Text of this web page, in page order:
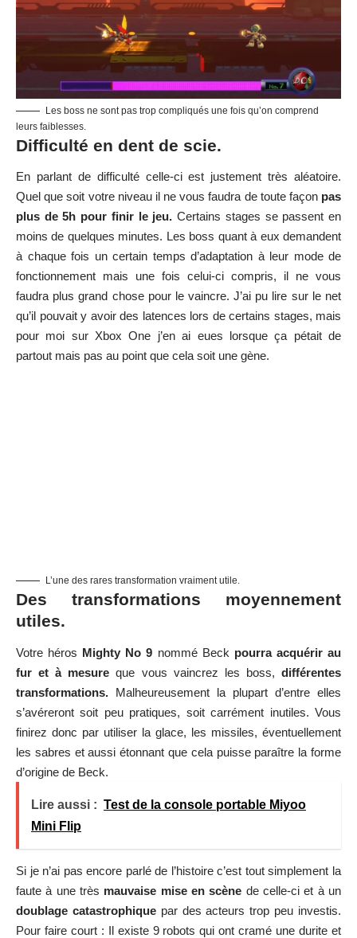
Les boss ne sont pas trop compliqués une fois qu’on comprend
leurs faiblesses.
Difficulté en dent de scie.
En parlant de difficulté celle-ci est justement très aléatoire.
Quel que soit votre niveau il ne vous faudra de toute façon pas
plus de 5h pour finir le jeu. Certains stages se passent en
moins de quelques minutes. Les boss quant à eux demandent
à chaque fois un certain temps d’adaptation à leur mode de
fonctionnement mais une fois celui-ci compris, il ne vous
faudra plus grand chose pour le vaincre. J’ai pu lire sur le net
qu’il pouvait y avoir des latences lors de certains stages, mais
pour moi sur Xbox One j’en ai eues lorsque ça pétait de
partout mais pas au point que cela soit une gène.
L’une des rares transformation vraiment utile.
Des transformations moyennement
utiles.
Votre héros Mighty No 9 nommé Beck pourra acquérir au
fur et à mesure que vous vaincrez les boss,différentes
transformations. Malheureusement la plupart d’entre elles
s’avéreront soit peu pratiques, soit carrément inutiles. Vous
finirez donc par utiliser la glace, les missiles, éventuellement
les sabres et aussi étonnant que cela puisse paraître la forme
d’origine de Beck.
Lire aussi : Test de la console portable Miyoo
Mini Flip
Si je n’ai pas encore parlé de l’histoire c’est tout simplement la
faute à une très mauvaise mise en scène de celle-ci et à un
doublage catastrophiquepar des acteurs trop peu investis.
Pour faire court : Il existe 9 robots qui ont cramé une durite et